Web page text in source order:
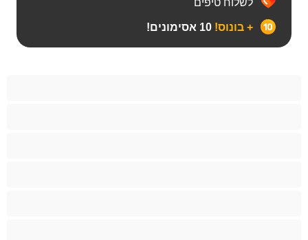
+ בונוס!